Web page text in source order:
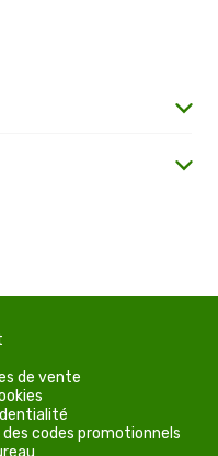
de vente
codes promotionnels